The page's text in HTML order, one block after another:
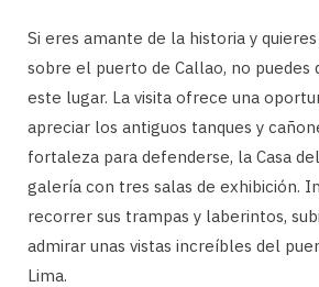
Si eres amante de la historia y
sobre el puerto de Callao, no puedes
este lugar. La visita ofrece una
apreciar los antiguos tanques y
fortaleza para defenderse, la Casa
galería con tres salas de exhibición.
recorrer sus trampas y laberintos,
admirar unas vistas increíbles del
Lima.